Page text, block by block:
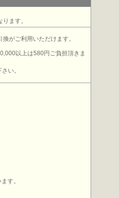
ます。
がご利用いただけます。
以上は580円ご負担頂きま
い。
す。